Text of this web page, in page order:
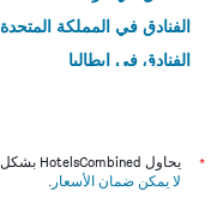
الفنادق في المملكة المتحدة
الفنادق في إيطاليا
*
يحاول HotelsCombined بشكل دائم الحصول على الأسعار الدقيقة، ولكن
لا يمكن ضمان الأسعار .